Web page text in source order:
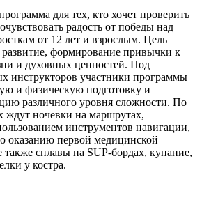
для тех, кто хочет проверить
радость от победы над
от 12 лет и взрослым. Цель
формирование привычки к
и духовных ценностей. Под
инструкторов участники программы
и физическую подготовку и
различного уровня сложности. По
ждут ночевки на маршрутах,
инструментов навигации,
оказанию первой медицинской
сплавы на SUP-бордах, купание,
у костра.